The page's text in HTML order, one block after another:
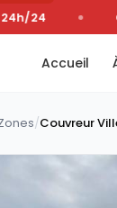
24
Accueil
/Couvreur